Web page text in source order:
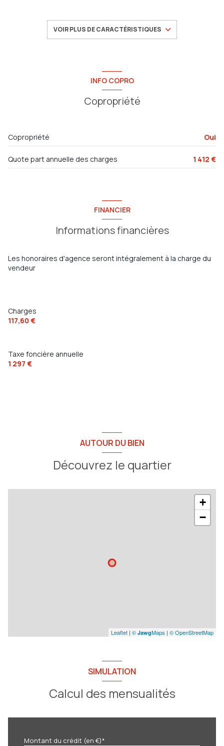
Chauffage collectif : radiateur (gaz)
quartier cap brun, le mourillon, petit bois, toulon est
VOIR PLUS DE CARACTÉRISTIQUES
INFO COPRO
Copropriété
Copropriété Oui
Quote part annuelle des charges 1 412 €
FINANCIER
Informations financières
Les honoraires d'agence seront intégralement à la charge du
vendeur
Charges
117,60 €
Taxe foncière annuelle
1 297 €
AUTOUR DU BIEN
Découvrez le quartier
+
−
Leaflet | © JawgMaps | © OpenStreetMap
SIMULATION
Calcul des mensualités
Montant du crédit (en €)*